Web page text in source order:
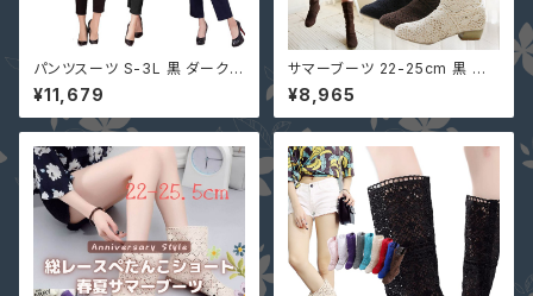
パンツスーツ S-3L 黒 ダークベ
ージュ ネイビー 結婚式 パンツ
ドレス ぽっちゃり 4way 一部即
納 大きいサイズ セットアップ パ
プ 二の腕カバー
¥11,679
サマーブーツ 22-25cm 黒 ベ
ージュ 茶 一部即納 春ブーツ 夏
ブーツ レース ミドルブーツ ロ
ーヒール (筒丈誤差大）Cjgy-b
¥8,965